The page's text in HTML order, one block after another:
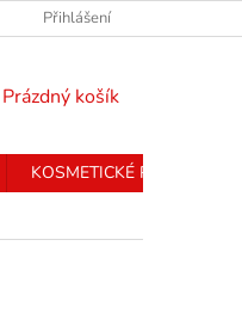
Přihlášení
NÁKUPNÍ
Prázdný košík
KOSMETICKÉ PŘÍSTROJE